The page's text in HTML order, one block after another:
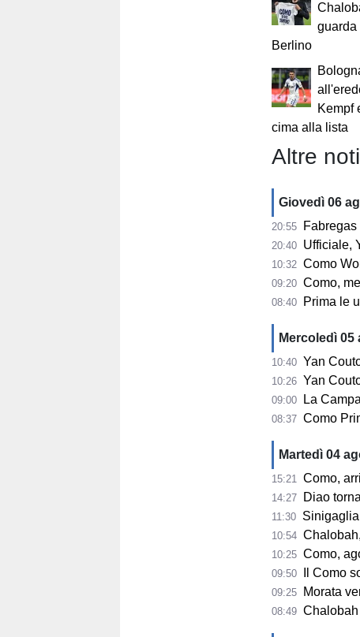
guarda
Berlino
Kempf
cima alla lista
Altre
Giovedì 06
20:55 Fabregas su
20:40 Ufficiale,
10:32 Como Women,
09:20 Como,
08:40 Prima le
Mercoledì 05
10:40 Yan
10:26 Yan Couto
09:00 La
08:37 Como
Martedì 04
15:21 Como,
14:27 Diao
11:30 Sinigaglia,
10:54 Chalobah,
10:25 Como,
09:50 Il Como
09:25 Morata
08:49 Chalobah